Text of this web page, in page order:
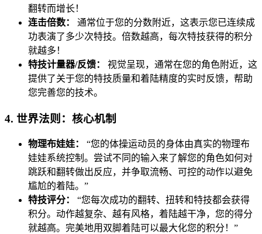
翻转而增长！
连击倍数：
通常位于您的分数附近，这表示您已连续成
功表演了多少次特技。倍数越高，每次特技获得的积分
就越多！
特技计量器/反馈：
视觉呈现，通常在您的角色附近，这
提供了关于您的特技质量和着陆精度的实时反馈，帮助
您完善您的技术。
4. 世界法则：核心机制
物理布娃娃：
“您的体操运动员的身体由真实的物理布
娃娃系统控制。尝试不同的输入来了解您的角色如何对
跳跃和翻转做出反应，并争取流畅、可控的动作以避免
尴尬的着陆。”
特技评分：
“您每次成功的翻转、扭转和特技都会获得
积分。动作越复杂、越有风格，着陆越干净，您的得分
就越高。完美地用双脚着陆可以最大化您的积分！”